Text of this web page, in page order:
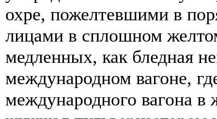
охре, пожелтевшими в
лицами в сплошном
медленных, как бледная
международном вагоне,
международного вагона